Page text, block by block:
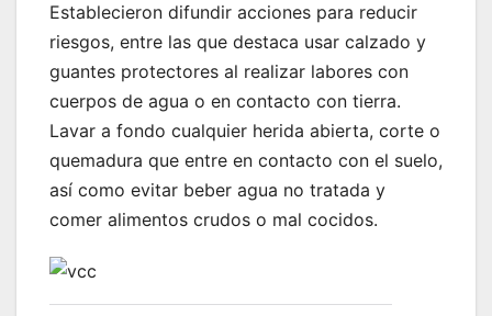
Establecieron difundir acciones para reducir
riesgos, entre las que destaca usar calzado y
guantes protectores al realizar labores con
cuerpos de agua o en contacto con tierra.
Lavar a fondo cualquier herida abierta, corte o
quemadura que entre en contacto con el suelo,
así como evitar beber agua no tratada y
comer alimentos crudos o mal cocidos.